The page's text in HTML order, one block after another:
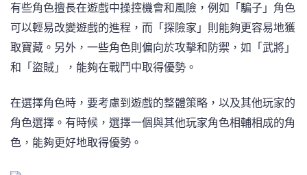
有些角色擅長在遊戲中操控機會和風險，例如「騙子」角色
可以輕易改變遊戲的進程，而「探險家」則能夠更容易地獲
取寶藏。另外，一些角色則偏向於攻擊和防禦，如「武將」
和「盜賊」，能夠在戰鬥中取得優勢。
在選擇角色時，要考慮到遊戲的整體策略，以及其他玩家的
角色選擇。有時候，選擇一個與其他玩家角色相輔相成的角
色，能夠更好地取得優勢。